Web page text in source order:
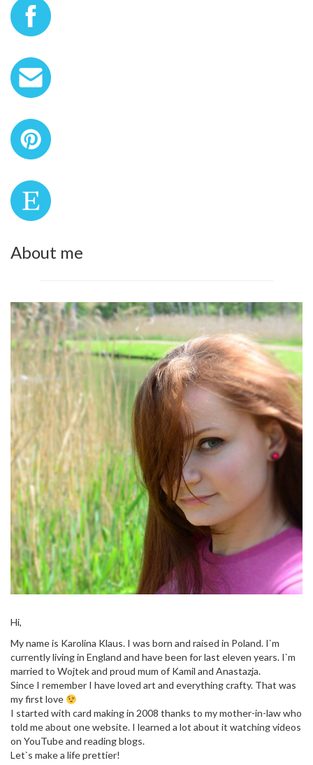
About me
Hi,
My name is Karolina Klaus. I was born and raised in Poland. I`m
currently living in England and have been for last eleven years. I`m
married to Wojtek and proud mum of Kamil and Anastazja.
Since I remember I have loved art and everything crafty. That was
my first love
I started with card making in 2008 thanks to my mother-in-law who
told me about one website. I learned a lot about it watching videos
on YouTube and reading blogs.
Let`s make a life prettier!